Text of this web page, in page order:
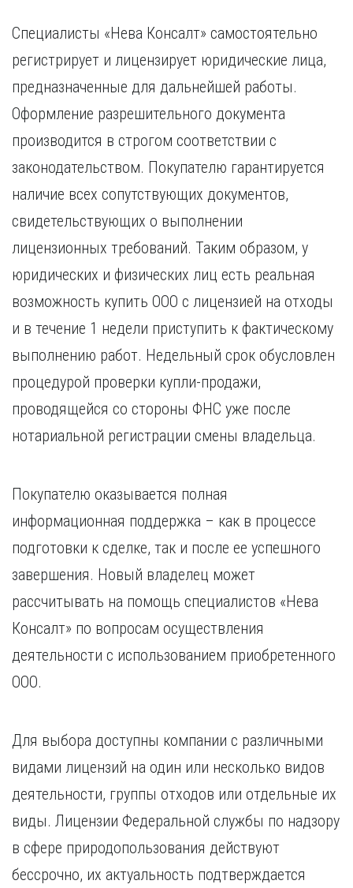
Специалисты «Нева Консалт» самостоятельно
регистрирует и лицензирует юридические лица,
предназначенные для дальнейшей работы.
Оформление разрешительного документа
производится в строгом соответствии с
законодательством. Покупателю гарантируется
наличие всех сопутствующих документов,
свидетельствующих о выполнении
лицензионных требований. Таким образом, у
юридических и физических лиц есть реальная
возможность купить ООО с лицензией на отходы
и в течение 1 недели приступить к фактическому
выполнению работ. Недельный срок обусловлен
процедурой проверки купли-продажи,
проводящейся со стороны ФНС уже после
нотариальной регистрации смены владельца.
Покупателю оказывается полная
информационная поддержка – как в процессе
подготовки к сделке, так и после ее успешного
завершения. Новый владелец может
рассчитывать на помощь специалистов «Нева
Консалт» по вопросам осуществления
деятельности с использованием приобретенного
ООО.
Для выбора доступны компании с различными
видами лицензий на один или несколько видов
деятельности, группы отходов или отдельные их
виды. Лицензии Федеральной службы по надзору
в сфере природопользования действуют
бессрочно, их актуальность подтверждается